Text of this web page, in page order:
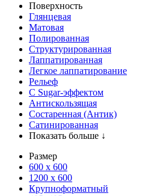
Поверхность
Глянцевая
Матовая
Полированная
Структурированная
Лаппатированная
Легкое лаппатирование
Рельеф
С Sugar-эффектом
Антискользящая
Состаренная (Антик)
Сатинированная
Показать больше ↓
Размер
600 х 600
1200 х 600
Крупноформатный